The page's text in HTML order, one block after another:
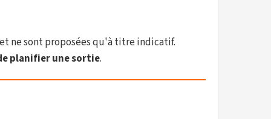
ne sont proposées qu'à titre indicatif.
planifier une sortie.